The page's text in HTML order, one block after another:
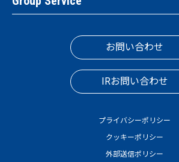
お問い合わせ
IRお問い合わせ
プライバシーポリシー
クッキーポリシー
外部送信ポリシー